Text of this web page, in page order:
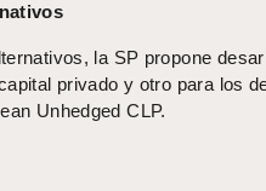
la SP propone
privado y otro para los
Unhedged CLP.